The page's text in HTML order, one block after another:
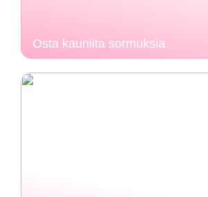
Osta kauniita sormuksia